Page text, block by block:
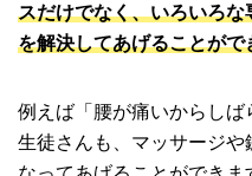
スだけでなく、いろいろ
を解決してあげることがで
例えば「腰が痛いからしば
生徒さんも、マッサージ